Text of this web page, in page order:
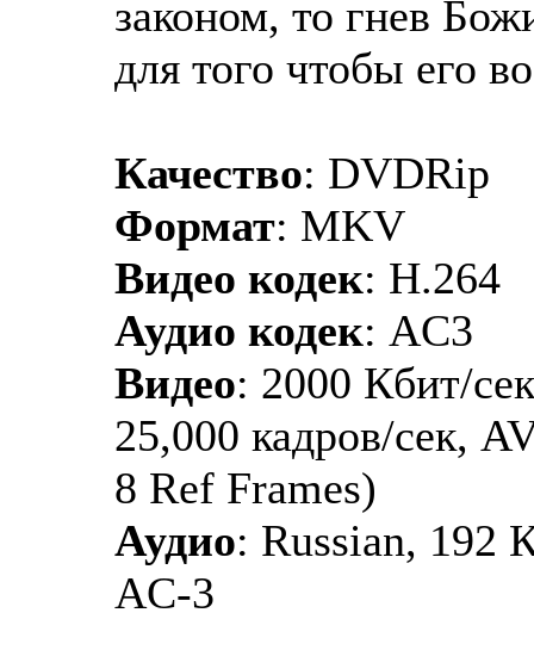
законом, то гнев
для того чтобы его
Качество: DVDRip
Формат: MKV
Видео кодек: H.264
Аудио кодек: AC3
Видео: 2000 Кбит/
25,000 кадров/сек,
8 Ref Frames)
Аудио: Russian, 192
AC-3